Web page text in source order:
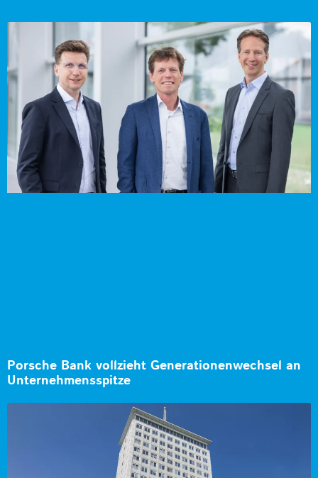
Porsche Bank vollzieht Generationenwechsel an
Unternehmensspitze